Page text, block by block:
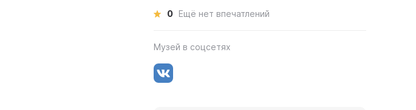
0 Ещё нет впечатлений
Музей в соцсетях